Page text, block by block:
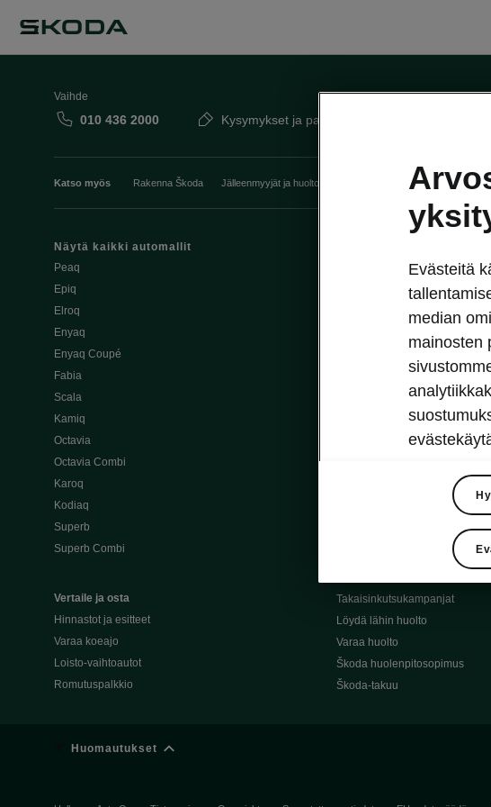
Vaihde
010 436 2000 Kysymykset ja palaute
Katso myös Rakenna Škoda Jälleenmyyjät ja huolto Heti vapaat Škoda-mallit
Näytä kaikki automallit
Peaq
Epiq
Elroq
Enyaq
Enyaq Coupé
Fabia
Scala
Kamiq
Octavia
Octavia Combi
Karoq
Kodiaq
Superb
Superb Combi
Vertaile ja osta
Hinnastot ja esitteet
Varaa koeajo
Loisto-vaihtoautot
Romutuspalkkio
Osta Škoda verkossa
Škoda Yksityisleasing
Škodan Vakuutus
Škoda 4×4 -mallit
Škoda-katumaasturimallit
Alkuperäiset Škoda-varaosat
Alkuperäiset Škoda-
Takaisinkutsukampanjat
Löydä lähin huolto
Varaa huolto
Škoda huolenpitosopimus
Škoda-takuu
Huomautukset
Evästeitä
median
mainosten